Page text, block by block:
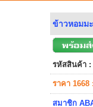
ข้าวหอมม
รหัสสินค้า :
ราคา 1668
สมาชิก